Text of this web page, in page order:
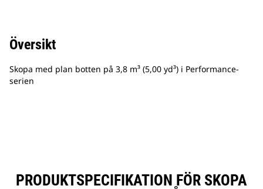
Översikt
Skopa med plan botten på 3,8 m³ (5,00 yd³) i Performance-
serien
PRODUKTSPECIFIKATION FÖR SKOPA